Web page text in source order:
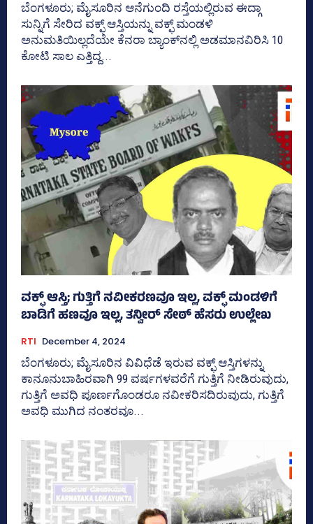
ಬೆಂಗಳೂರು; ಮೈಸೂರಿನ ಆನೆಗುಂದಿ ರಸ್ತೆಯಲ್ಲಿರುವ ಈದ್ಗಾ
ಸುನ್ನಿಗೆ ಸೇರಿದ ವಕ್ಫ್ ಆಸ್ತಿಯನ್ನು ವಕ್ಫ್‌ ಮಂಡಳಿ
ಅನುಮತಿಯಿಲ್ಲದೆಯೇ ಕೆನರಾ ಬ್ಯಾಂಕ್‌ನಲ್ಲಿ ಅಡಮಾನವಿರಿಸಿ 10
ಕೋಟಿ ಸಾಲ ಎತ್ತಿದ್ದ...
ವಕ್ಫ್‌ ಆಸ್ತಿ; ಗುತ್ತಿಗೆ ನವೀಕರಣವೂ ಇಲ್ಲ, ವಕ್ಫ್‌ ಮಂಡಳಿಗೆ
ಬಾಡಿಗೆ ಹಣವೂ ಇಲ್ಲ, ತನ್ವೀರ್‌ ಸೇಠ್‌ ಹೆಸರು ಉಲ್ಲೇಖ
RTI December 4, 2024
ಬೆಂಗಳೂರು; ಮೈಸೂರಿನ ವಿವಿಧೆಡೆ ಇರುವ ವಕ್ಫ್‌ ಆಸ್ತಿಗಳನ್ನು
ಕಾನೂನುಬಾಹಿರವಾಗಿ 99 ವರ್ಷಗಳವರೆಗೆ ಗುತ್ತಿಗೆ ನೀಡಿರುವುದು,
ಗುತ್ತಿಗೆ ಅವಧಿ ಪೂರ್ಣಗೊಂಡರೂ ನವೀಕರಿಸದಿರುವುದು, ಗುತ್ತಿಗೆ
ಅವಧಿ ಮುಗಿದ ನಂತರವೂ...